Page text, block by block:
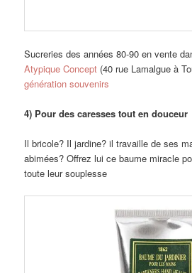
Sucreries des années 80-90 en vente
Atypique Concept (40 rue Lamalgue à
génération souvenirs
4) Pour des caresses tout en douceur
Il bricole? Il jardine? il travaille de ses
abimées? Offrez lui ce baume miracle
toute leur souplesse